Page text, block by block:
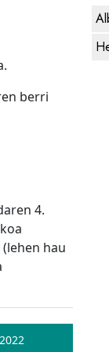
berri
4.
hau